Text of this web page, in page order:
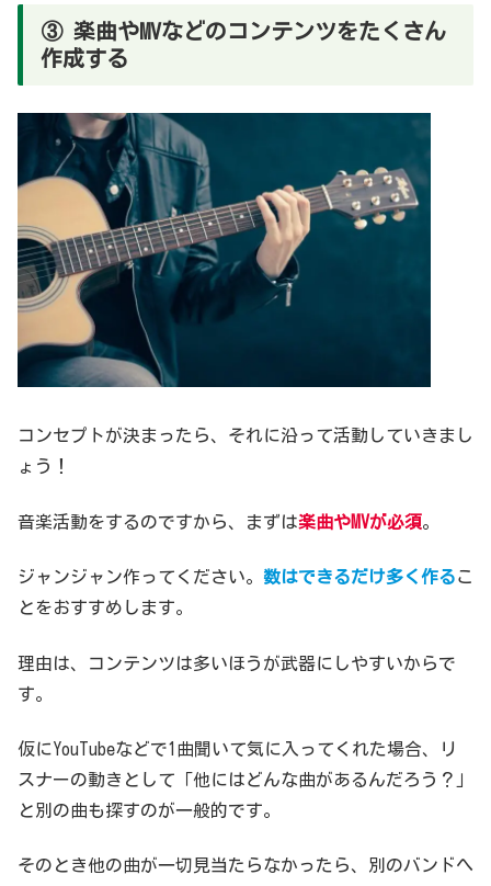
③ 楽曲やMVなどのコンテンツをたくさん
作成する
コンセプトが決まったら、それに沿って活動していきまし
ょう！
音楽活動をするのですから、まずは楽曲やMVが必須。
ジャンジャン作ってください。 数はできるだけ多く作るこ
とをおすすめします。
理由は、コンテンツは多いほうが武器にしやすいからで
す。
仮にYouTubeなどで1曲聞いて気に入ってくれた場合、リ
スナーの動きとして「他にはどんな曲があるんだろう？」
と別の曲も探すのが一般的です。
そのとき他の曲が一切見当たらなかったら、別のバンドへ